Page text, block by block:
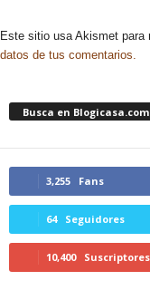
Este sitio usa Akismet para
datos de tus comentarios.
Busca en Blogicasa.com
3,255 Fans
64 Seguidores
10,400 Suscriptores